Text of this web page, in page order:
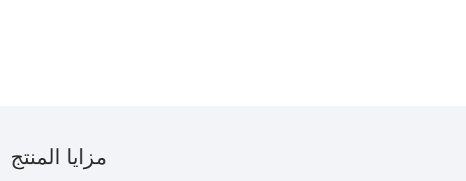
مزايا المنتج